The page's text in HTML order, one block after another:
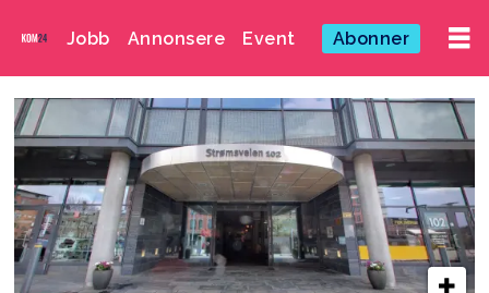
Jobb Annonsere Event Abonner
Emne:
linda
sørfjord